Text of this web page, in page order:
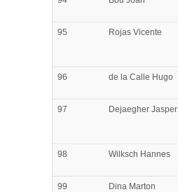
95 Rojas Vicente
96 de la Calle Hugo
97 Dejaegher Jasper
98 Wilksch Hannes
99 Dina Marton